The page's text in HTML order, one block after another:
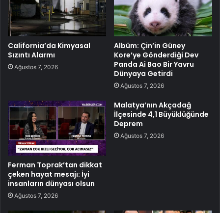
California’da Kimyasal
Sızıntı Alarmı
Ağustos 7, 2026
Albüm: Çin’in Güney
Kore’ye Gönderdiği Dev
Panda Ai Bao Bir Yavru
Dünyaya Getirdi
Ağustos 7, 2026
Ferman Toprak’tan dikkat
çeken hayat mesajı: İyi
insanların dünyası olsun
Ağustos 7, 2026
Malatya’nın Akçadağ
İlçesinde 4,1 Büyüklüğünde
Deprem
Ağustos 7, 2026